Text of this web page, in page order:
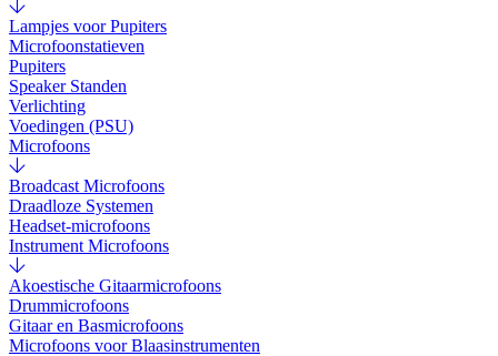
Lampjes voor Pupiters
Microfoonstatieven
Pupiters
Speaker Standen
Verlichting
Voedingen (PSU)
Microfoons
Broadcast Microfoons
Draadloze Systemen
Headset-microfoons
Instrument Microfoons
Akoestische Gitaarmicrofoons
Drummicrofoons
Gitaar en Basmicrofoons
Microfoons voor Blaasinstrumenten